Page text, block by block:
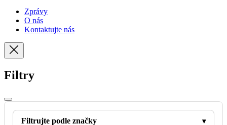
Zprávy
O nás
Kontaktujte nás
Filtry
Filtrujte podle značky